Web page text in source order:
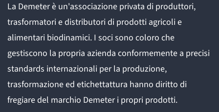
La Demeter è un'associazione privata di produttori,
trasformatori e distributori di prodotti agricoli e
alimentari biodinamici. I soci sono coloro che
gestiscono la propria azienda conformemente a precisi
standards internazionali per la produzione,
trasformazione ed etichettattura hanno diritto di
fregiare del marchio Demeter i propri prodotti.